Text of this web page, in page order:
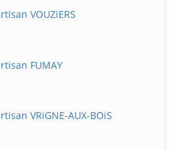
VOUZiERS
FUMAY
VRiGNE-AUX-BOiS